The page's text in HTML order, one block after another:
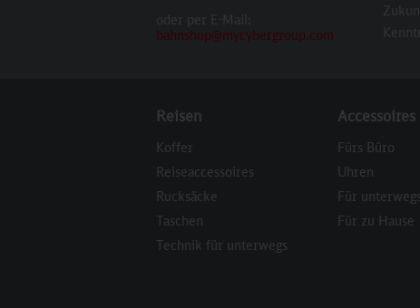
oder per E-Mail:
bahnshop@mycybergroup.com
Reisen
Koffer
Reiseaccessoires
Rucksäcke
Taschen
Technik für unterwegs
Accessoires
Fürs Büro
Uhren
Für unterwegs
Für zu Hause